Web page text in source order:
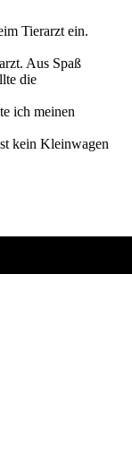
Tierarzt ein.
Aus Spaß
die
ich meinen
kein Kleinwagen